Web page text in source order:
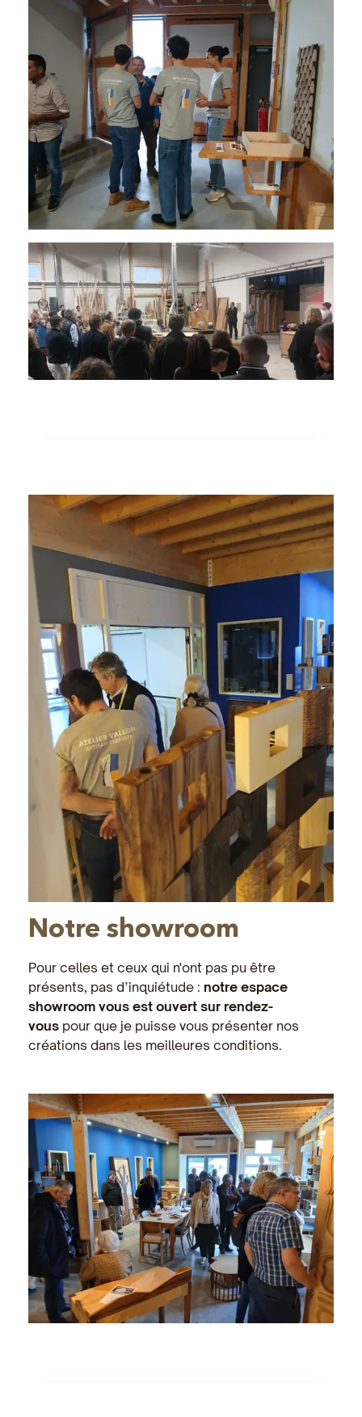
Notre showroom
Pour celles et ceux qui n'ont pas pu être
présents, pas d’inquiétude : notre espace
showroom vous est ouvert sur rendez-
vous pour que je puisse vous présenter nos
créations dans les meilleures conditions.